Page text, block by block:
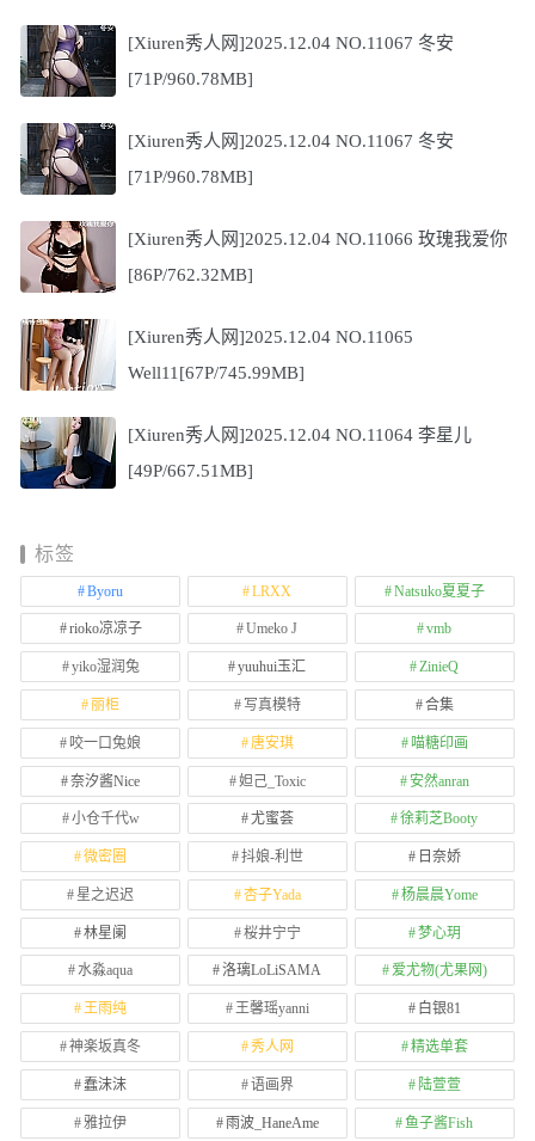
[Xiuren秀人网]2025.12.04 NO.11067 冬安
[71P/960.78MB]
[Xiuren秀人网]2025.12.04 NO.11067 冬安
[71P/960.78MB]
[Xiuren秀人网]2025.12.04 NO.11066 玫瑰我爱你
[86P/762.32MB]
[Xiuren秀人网]2025.12.04 NO.11065
Well11[67P/745.99MB]
[Xiuren秀人网]2025.12.04 NO.11064 李星儿
[49P/667.51MB]
标签
Byoru LRXX Natsuko夏夏子
rioko凉凉子 Umeko J vmb
yiko湿润兔 yuuhui玉汇 ZinieQ
丽柜 写真模特 合集
咬一口兔娘 唐安琪 喵糖印画
奈汐酱Nice 妲己_Toxic 安然anran
小仓千代w 尤蜜荟 徐莉芝Booty
微密圈 抖娘-利世 日奈娇
星之迟迟 杏子Yada 杨晨晨Yome
林星阑 桜井宁宁 梦心玥
水淼aqua 洛璃LoLiSAMA 爱尤物(尤果网)
王雨纯 王馨瑶yanni 白银81
神楽坂真冬 秀人网 精选单套
蠢沫沫 语画界 陆萱萱
雅拉伊 雨波_HaneAme 鱼子酱Fish